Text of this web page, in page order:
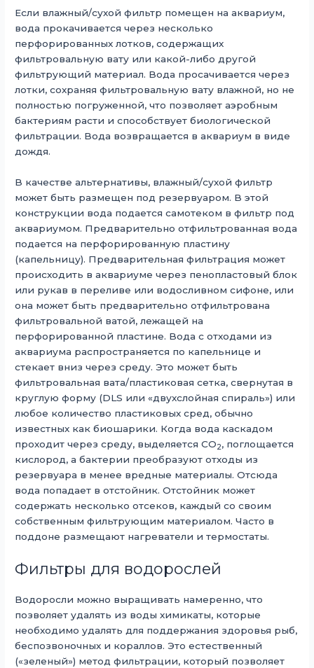
Если влажный/сухой фильтр помещен на аквариум,
вода прокачивается через несколько
перфорированных лотков, содержащих
фильтровальную вату или какой-либо другой
фильтрующий материал. Вода просачивается через
лотки, сохраняя фильтровальную вату влажной, но не
полностью погруженной, что позволяет аэробным
бактериям расти и способствует биологической
фильтрации. Вода возвращается в аквариум в виде
дождя.
В качестве альтернативы, влажный/сухой фильтр
может быть размещен под резервуаром. В этой
конструкции вода подается самотеком в фильтр под
аквариумом. Предварительно отфильтрованная вода
подается на перфорированную пластину
(капельницу). Предварительная фильтрация может
происходить в аквариуме через пенопластовый блок
или рукав в переливе или водосливном сифоне, или
она может быть предварительно отфильтрована
фильтровальной ватой, лежащей на
перфорированной пластине. Вода с отходами из
аквариума распространяется по капельнице и
стекает вниз через среду. Это может быть
фильтровальная вата/пластиковая сетка, свернутая в
круглую форму (DLS или «двухслойная спираль») или
любое количество пластиковых сред, обычно
известных как биошарики. Когда вода каскадом
проходит через среду, выделяется CO2, поглощается
кислород, а бактерии преобразуют отходы из
резервуара в менее вредные материалы. Отсюда
вода попадает в отстойник. Отстойник может
содержать несколько отсеков, каждый со своим
собственным фильтрующим материалом. Часто в
поддоне размещают нагреватели и термостаты.
Фильтры для водорослей
Водоросли можно выращивать намеренно, что
позволяет удалять из воды химикаты, которые
необходимо удалять для поддержания здоровья рыб,
беспозвоночных и кораллов. Это естественный
(«зеленый») метод фильтрации, который позволяет